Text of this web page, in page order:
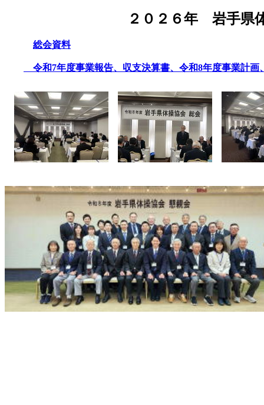
２０２６年 岩手県
総会資料
令和7年度事業報告、収支決算書、令和8年度事業計画